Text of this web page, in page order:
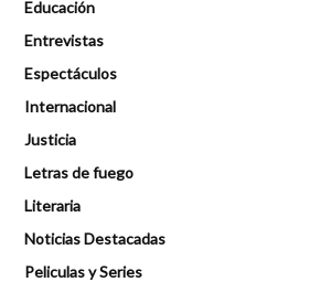
Educación
Entrevistas
Espectáculos
Internacional
Justicia
Letras de fuego
Literaria
Noticias Destacadas
Peliculas y Series